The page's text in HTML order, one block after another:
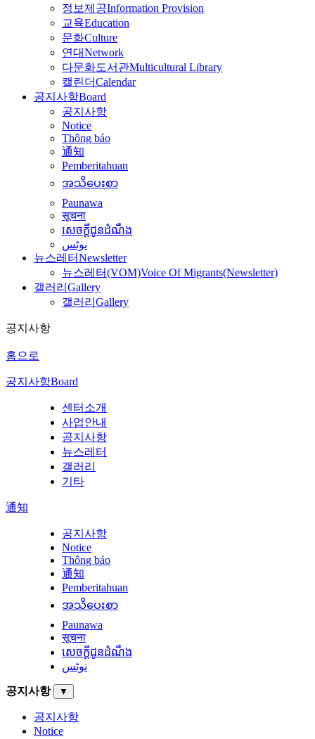
정보제공Information Provision
교육Education
문화Culture
연대Network
다문화도서관Multicultural Library
캘린더Calendar
공지사항Board
공지사항
Notice
Thông báo
通知
Pemberitahuan
အသိပေးစာ
Paunawa
सूचना
សេចក្តីជូនដំណឹង
نوٹس
뉴스레터Newsletter
뉴스레터(VOM)Voice Of Migrants(Newsletter)
갤러리 Gallery
갤러리 Gallery
공지사항
홈으로
공지사항Board
센터소개
사업안내
공지사항
뉴스레터
갤러리
기타
通知
공지사항
Notice
Thông báo
通知
Pemberitahuan
အသိပေးစာ
Paunawa
सूचना
សេចក្តីជូនដំណឹង
نوٹس
공지사항 ▼
공지사항
Notice